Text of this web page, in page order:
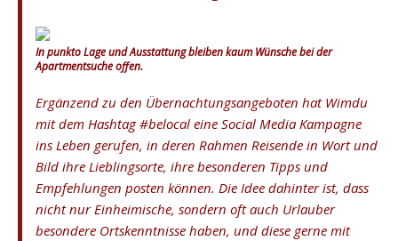
In punkto Lage und Ausstattung bleiben kaum Wünsche bei der
Apartmentsuche offen.
Ergänzend zu den Übernachtungsangeboten hat Wimdu
mit dem Hashtag #belocal eine Social Media Kampagne
ins Leben gerufen, in deren Rahmen Reisende in Wort und
Bild ihre Lieblingsorte, ihre besonderen Tipps und
Empfehlungen posten können. Die Idee dahinter ist, dass
nicht nur Einheimische, sondern oft auch Urlauber
besondere Ortskenntnisse haben, und diese gerne mit